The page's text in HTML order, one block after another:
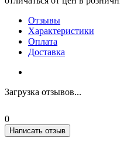
Отзывы
Характеристики
Оплата
Доставка
Загрузка отзывов...
0
Написать отзыв